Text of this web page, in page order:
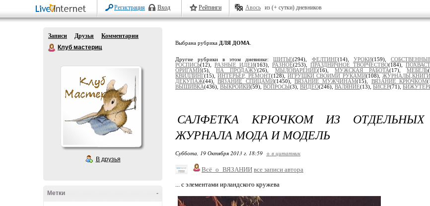
Регистрация Вход Рейтинги Авось из (+ сутки) дневников
Записи Друзья
Комментарии
Клуб мастериц
В друзья
-
Метки
Выбрана рубрика ДЛЯ ДОМА
Другие рубрики в этом дневнике:ШИТЬЕ(294), ФЕЛТИНГ(14), УРОКИ(159),
РОСПИСЬ(12), РАЗНЫЕ ИДЕИ(163), РАЗНОЕ(253), ПРАЗДНИЧНОЕ ТВОРЧЕСТВО(184),
ОРИГАМИ(5),НА ПРОДАЖУ(26), МЫЛОВАРЕНИЕ(16), МУЖСКАЯ РАБОТА(17),МЕБЕЛЬ
КВИЛЛИНГ(15),ИНТЕРЬЕР, РЕМОНТ(128),ИГРУШКИ СВОИМИ РУКАМИ(108),
ДЕКУПАЖ(44),ВЯЗАНИЕ СПИЦАМИ(1450), ВЯЗАНИЕ МУЖЧИНАМ(15), ВЯЗАНИЕ КРЮЧКОМ
ВЫШИВКА(436), ВЫКРОЙКИ(59), ВОПРОСЫ(3), ВИДЕО(246), ВАЛЯНИЕ(13), БИСЕР(71),
САЛФЕТКА КРЮЧКОМ ИЗ
ЖУРНАЛА МОДА И МОДЕЛЬ
Суббота, 19 Октября 2013 г. 18:59 + в цитатник
Всё_о_ВЯЗАНИИ все записи автора
... с элементами ирландского кружева